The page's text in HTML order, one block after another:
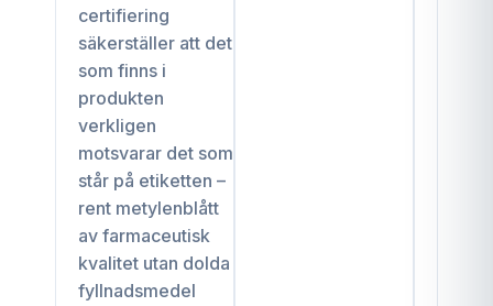
certifiering
säkerställer att det
som finns i
produkten
verkligen
motsvarar det som
står på etiketten –
rent metylenblått
av farmaceutisk
kvalitet utan dolda
fyllnadsmedel